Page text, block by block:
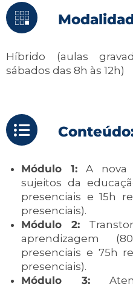
Híbrido (aulas
sábados das 8h às 12h)
Módulo 1:A nova
sujeitos da
presenciais e 15h
presenciais).
Módulo 2:
aprendizagem
presenciais e 75h
presenciais).
Módulo 3: